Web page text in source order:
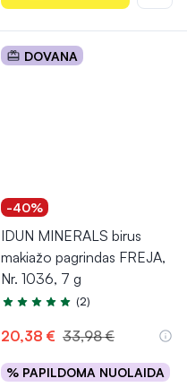
DOVANA
-40%
IDUN MINERALS birus
makiažo pagrindas FREJA,
Nr. 1036, 7 g
Įvertinimas 5.0 iš 5
(2)
20,38 € 33,98 €
% PAPILDOMA NUOLAIDA